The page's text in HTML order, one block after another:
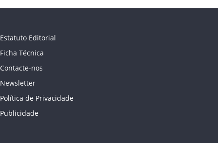
Estatuto Editorial
Ficha Técnica
Contacte-nos
Newsletter
Política de Privacidade
Publicidade